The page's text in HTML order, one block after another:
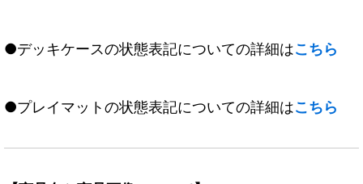
●デッキケースの状態表記についての詳細はこちら
●プレイマットの状態表記についての詳細はこちら